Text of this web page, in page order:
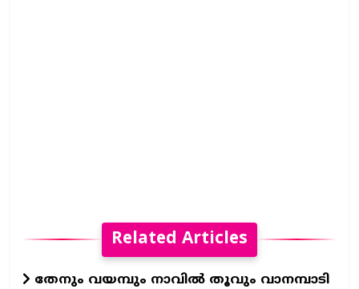
Related Articles
തേനും വയമ്പും നാവിൽ തൂവും വാനമ്പാടി